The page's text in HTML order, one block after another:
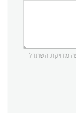
מדויקת השתדל